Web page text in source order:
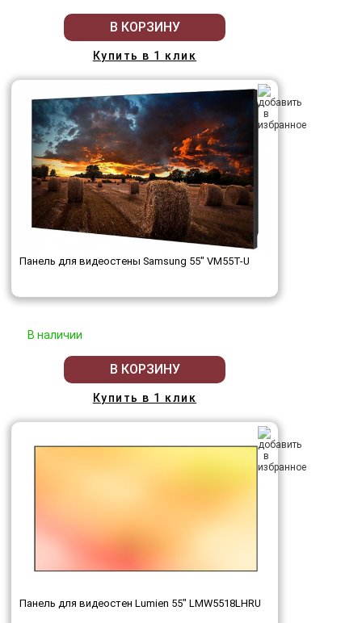
В КОРЗИНУ
Купить в 1 клик
Панель для видеостены Samsung 55" VM55T-U
В наличии
В КОРЗИНУ
Купить в 1 клик
Панель для видеостен Lumien 55" LMW5518LHRU